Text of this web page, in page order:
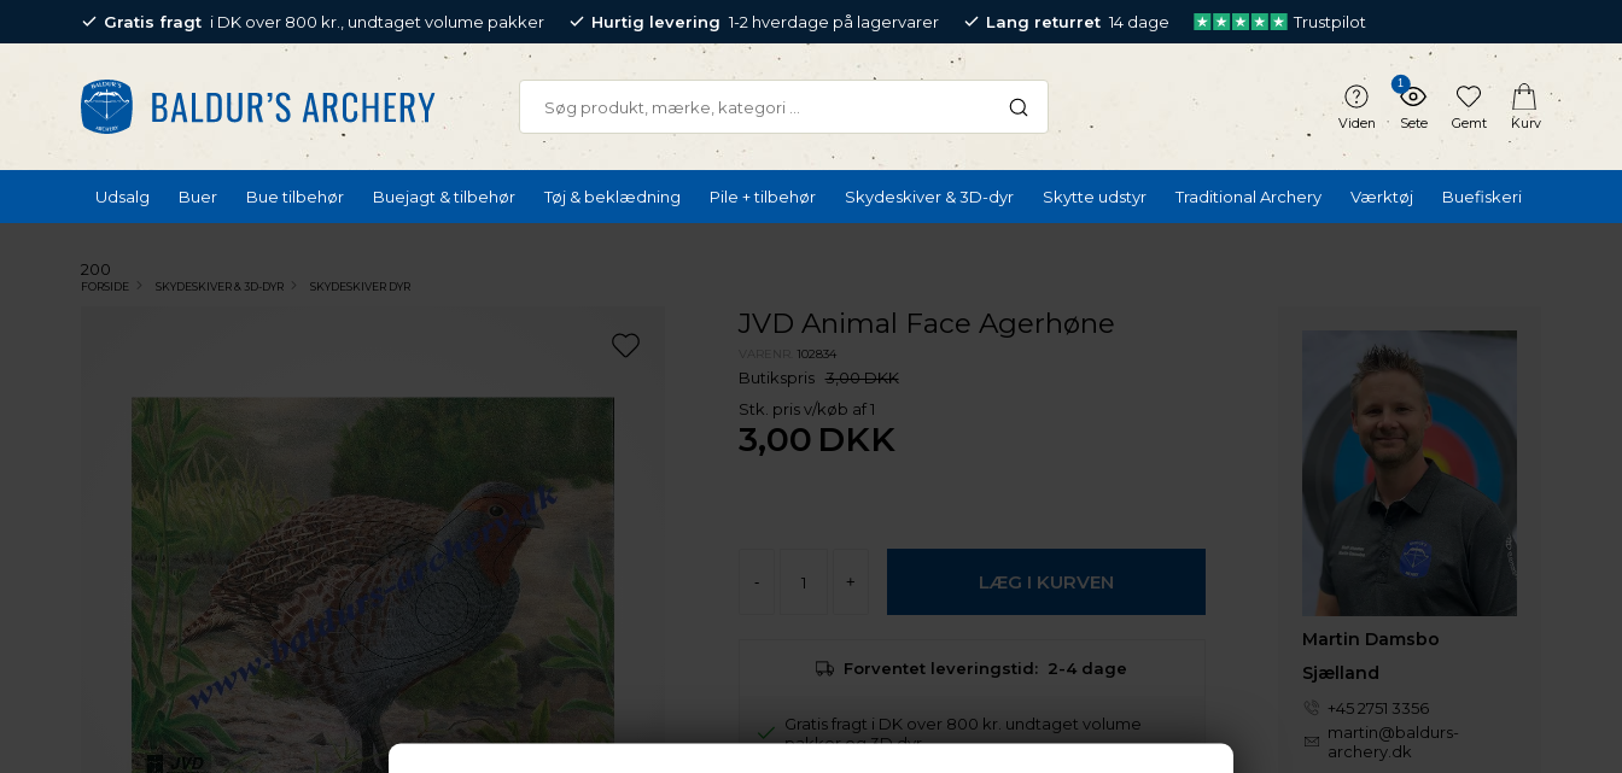
Gratis fragt i DK over 800 kr., undtaget volume pakker Hurtig levering 1-2 hverdage på lagervarer Lang returret 14 dage Trustpilot
Viden
1
Sete Gemt Kurv
Udsalg Buer Bue tilbehør Buejagt & tilbehør Tøj & beklædning Pile + tilbehør Skydeskiver & 3D-dyr Skytte udstyr Traditional Archery Værktøj Buefiskeri
200
FORSIDE SKYDESKIVER & 3D-DYR SKYDESKIVER DYR
JVD Animal Face Agerhøne
102834
Butikspris 3,00 DKK
Stk. pris v/køb af 1
3,00 DKK
- +
Forventet leveringstid: 2-4 dage
Gratis fragt i DK over 800 kr. undtaget volume
pakker og 3D dyr
Martin Damsbo
Sjælland
+45 2751 3356
martin@baldurs-
archery.dk